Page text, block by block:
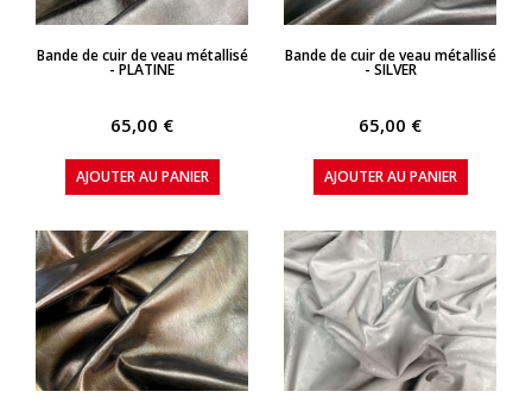
APERÇU RAPIDE
Bande de cuir de veau métallisé
- PLATINE
65,00 €
AJOUTER AU PANIER
APERÇU RAPIDE
Bande de cuir de veau métallisé
- SILVER
65,00 €
AJOUTER AU PANIER